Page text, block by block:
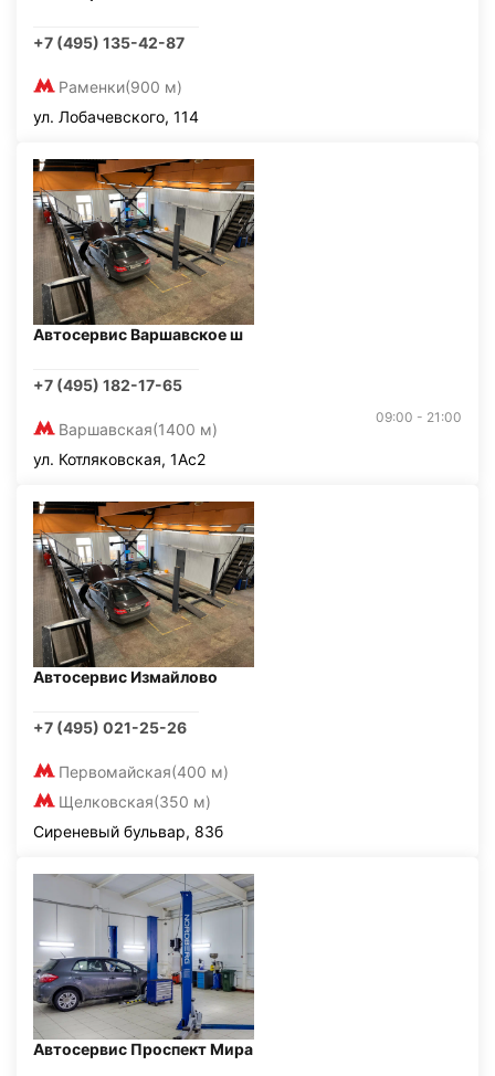
+7 (495) 135-42-87
Раменки(900 м)
ул. Лобачевского, 114
Автосервис Варшавское ш
+7 (495) 182-17-65
Варшавская(1400 м)
09:00 - 21:00
ул. Котляковская, 1Ас2
Автосервис Измайлово
+7 (495) 021-25-26
Первомайская(400 м)
Щелковская(350 м)
Сиреневый бульвар, 83б
Автосервис Проспект Мира